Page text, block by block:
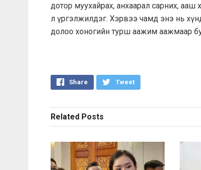
дотор муухайрах, анхаарал сарних, ааш
л үргэлжилдэг. Хэрвээ чамд энэ нь
долоо хоногийн турш аажим аажмаар
Share Tweet
Related Posts